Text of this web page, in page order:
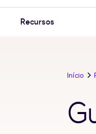
Recursos
Início